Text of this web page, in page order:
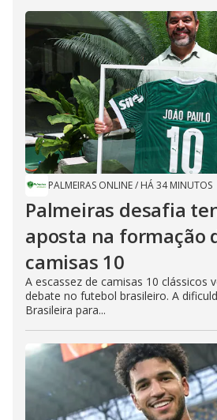
PALMEIRAS ONLINE/ HÁ 34 MINUTOS
Palmeiras desafia
aposta na formação
camisas 10
A escassez de camisas 10 clássicos
debate no futebol brasileiro. A
Brasileira para...